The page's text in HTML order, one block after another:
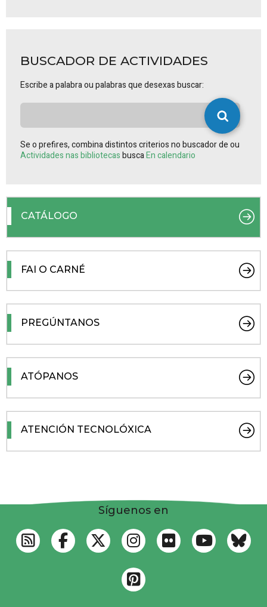
BUSCADOR DE ACTIVIDADES
Escribe a palabra ou palabras que desexas buscar:
Se o prefires, combina distintos criterios no buscador de ou
Actividades nas bibliotecasbuscaEn calendario
CATÁLOGO
FAI O CARNÉ
PREGÚNTANOS
ATÓPANOS
ATENCIÓN TECNOLÓXICA
Síguenos en